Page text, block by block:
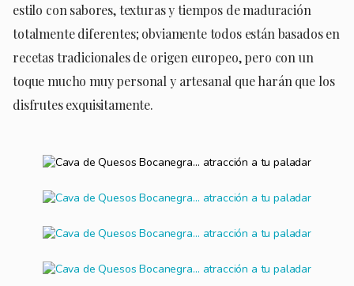
estilo con sabores, texturas y tiempos de maduración
totalmente diferentes; obviamente todos están basados en
recetas tradicionales de origen europeo, pero con un
toque mucho muy personal y artesanal que harán que los
disfrutes exquisitamente.